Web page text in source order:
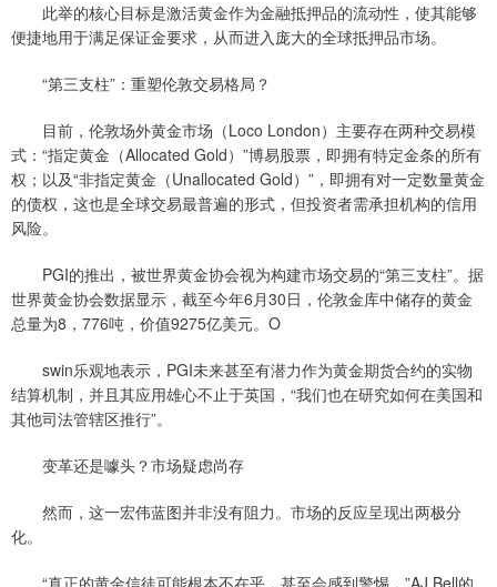
此举的核心目标是激活黄金作为金融抵押品的流动性，使其能够
便捷地用于满足保证金要求，从而进入庞大的全球抵押品市场。
“第三支柱”：重塑伦敦交易格局？
目前，伦敦场外黄金市场（Loco London）主要存在两种交易模
式：“指定黄金（Allocated Gold）”博易股票，即拥有特定金条的所有
权；以及“非指定黄金（Unallocated Gold）”，即拥有对一定数量黄金
的债权，这也是全球交易最普遍的形式，但投资者需承担机构的信用
风险。
PGI的推出，被世界黄金协会视为构建市场交易的“第三支柱”。据
世界黄金协会数据显示，截至今年6月30日，伦敦金库中储存的黄金
总量为8，776吨，价值9275亿美元。O
swin乐观地表示，PGI未来甚至有潜力作为黄金期货合约的实物
结算机制，并且其应用雄心不止于英国，“我们也在研究如何在美国和
其他司法管辖区推行”。
变革还是噱头？市场疑虑尚存
然而，这一宏伟蓝图并非没有阻力。市场的反应呈现出两极分
化。